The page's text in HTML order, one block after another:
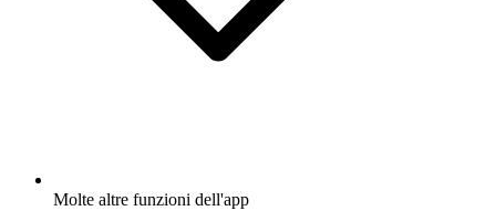
Molte altre funzioni dell'app